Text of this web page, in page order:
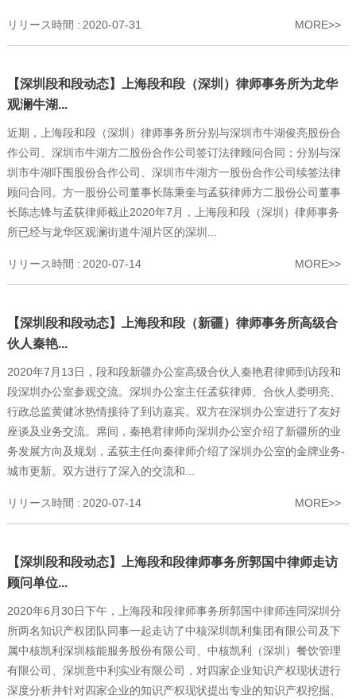
リリース時間 : 2020-07-31 MORE>>
【深圳段和段动态】上海段和段（深圳）律师事务所为龙华
观澜牛湖...
近期，上海段和段（深圳）律师事务所分别与深圳市牛湖俊亮股份合
作公司、深圳市牛湖方二股份合作公司签订法律顾问合同；分别与深
圳市牛湖吓围股份合作公司、深圳市牛湖方一股份合作公司续签法律
顾问合同。方一股份公司董事长陈秉奎与孟荻律师方二股份公司董事
长陈志锋与孟荻律师截止2020年7月，上海段和段（深圳）律师事务
所已经与龙华区观澜街道牛湖片区的深圳...
リリース時間 : 2020-07-14 MORE>>
【深圳段和段动态】上海段和段（新疆）律师事务所高级合
伙人秦艳...
2020年7月13日，段和段新疆办公室高级合伙人秦艳君律师到访段和
段深圳办公室参观交流。深圳办公室主任孟荻律师、合伙人娄明亮、
行政总监黄健冰热情接待了到访嘉宾。双方在深圳办公室进行了友好
座谈及业务交流。席间，秦艳君律师向深圳办公室介绍了新疆所的业
务发展方向及规划，孟荻主任向秦律师介绍了深圳办公室的金牌业务-
城市更新。双方进行了深入的交流和...
リリース時間 : 2020-07-14 MORE>>
【深圳段和段动态】上海段和段律师事务所郭国中律师走访
顾问单位...
2020年6月30日下午，上海段和段律师事务所郭国中律师连同深圳分
所两名知识产权团队同事一起走访了中核深圳凯利集团有限公司及下
属中核凯利深圳核能服务股份有限公司、中核凯利（深圳）餐饮管理
有限公司、深圳意中利实业有限公司，对四家企业知识产权现状进行
深度分析并针对四家企业的知识产权现状提出专业的知识产权挖掘、